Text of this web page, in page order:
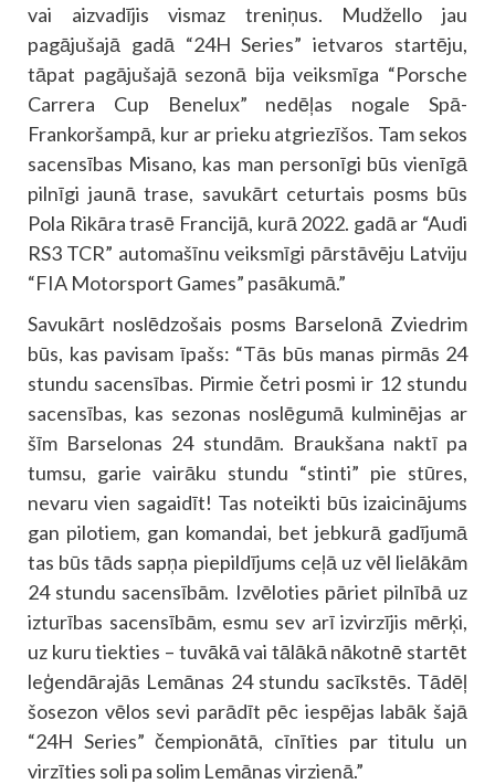
vai aizvadījis vismaz treniņus. Mudžello jau
pagājušajā gadā “24H Series” ietvaros startēju,
tāpat pagājušajā sezonā bija veiksmīga “Porsche
Carrera Cup Benelux” nedēļas nogale Spā-
Frankoršampā, kur ar prieku atgriezīšos. Tam sekos
sacensības Misano, kas man personīgi būs vienīgā
pilnīgi jaunā trase, savukārt ceturtais posms būs
Pola Rikāra trasē Francijā, kurā 2022. gadā ar “Audi
RS3 TCR” automašīnu veiksmīgi pārstāvēju Latviju
“FIA Motorsport Games” pasākumā.”
Savukārt noslēdzošais posms Barselonā Zviedrim
būs, kas pavisam īpašs: “Tās būs manas pirmās 24
stundu sacensības. Pirmie četri posmi ir 12 stundu
sacensības, kas sezonas noslēgumā kulminējas ar
šīm Barselonas 24 stundām. Braukšana naktī pa
tumsu, garie vairāku stundu “stinti” pie stūres,
nevaru vien sagaidīt! Tas noteikti būs izaicinājums
gan pilotiem, gan komandai, bet jebkurā gadījumā
tas būs tāds sapņa piepildījums ceļā uz vēl lielākām
24 stundu sacensībām. Izvēloties pāriet pilnībā uz
izturības sacensībām, esmu sev arī izvirzījis mērķi,
uz kuru tiekties – tuvākā vai tālākā nākotnē startēt
leģendārajās Lemānas 24 stundu sacīkstēs. Tādēļ
šosezon vēlos sevi parādīt pēc iespējas labāk šajā
“24H Series” čempionātā, cīnīties par titulu un
virzīties soli pa solim Lemānas virzienā.”